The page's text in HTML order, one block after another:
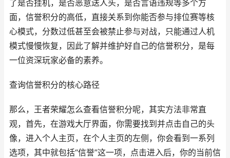
了是否挂机，是否恶意送人头，是否言语违规等多个方
面，信誉积分的高低，直接关系到你能否参与排位赛等核
心模式，分数过低甚至会被禁止参与对战，只能通过人机
模式慢慢恢复，因此了解并维护好自己的信誉积分，是每
一位资深玩家必备的素养。
查询信誉积分的核心路径
那么，王者荣耀怎么查看信誉积分呢，其实方法非常直
观，首先，在游戏大厅界面，你需要找到并点击自己的头
像，进入个人主页，在个人主页的左侧，你会看到一系列
选项，其中就包括“信誉”这一项，点击进入后，你的当前信